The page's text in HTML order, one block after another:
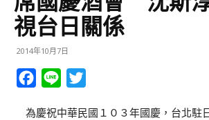
視台日關係
2014年10月7日
Facebook
Line
為慶祝中華民國１０３年國慶，台北駐